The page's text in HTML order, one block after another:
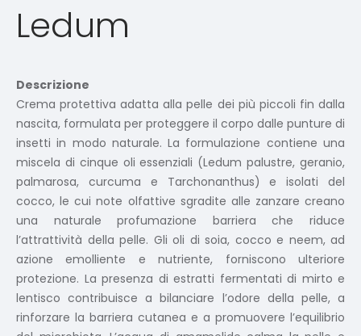
Ledum
Descrizione
Crema protettiva adatta alla pelle dei più piccoli fin dalla
nascita, formulata per proteggere il corpo dalle punture di
insetti in modo naturale. La formulazione contiene una
miscela di cinque oli essenziali (Ledum palustre, geranio,
palmarosa, curcuma e Tarchonanthus) e isolati del
cocco, le cui note olfattive sgradite alle zanzare creano
una naturale profumazione barriera che riduce
l’attrattività della pelle. Gli oli di soia, cocco e neem, ad
azione emolliente e nutriente, forniscono ulteriore
protezione. La presenza di estratti fermentati di mirto e
lentisco contribuisce a bilanciare l’odore della pelle, a
rinforzare la barriera cutanea e a promuovere l’equilibrio